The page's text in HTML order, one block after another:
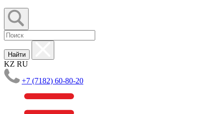
Найти
KZ RU
+7 (7182) 60-80-20